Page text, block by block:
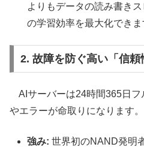
よりもデータの読み書き
の学習効率を最大化できま
2. 故障を防ぐ高い「信頼
AIサーバーは24時間365日フ
やエラーが命取りになります。
強み: 世界初のNAND発明